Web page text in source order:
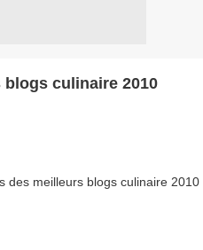
culinaire 2010